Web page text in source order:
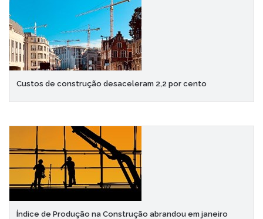
Custos de construção desaceleram 2,2 por cento
Índice de Produção na Construção abrandou em janeiro